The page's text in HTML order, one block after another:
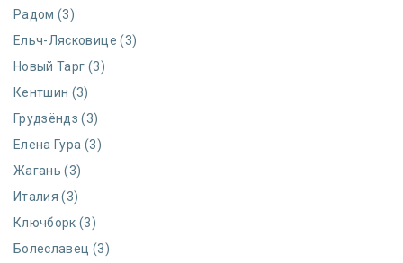
Радом (3)
Ельч-Лясковице (3)
Новый Тарг (3)
Кентшин (3)
Грудзёндз (3)
Елена Гура (3)
Жагань (3)
Италия (3)
Ключборк (3)
Болеславец (3)